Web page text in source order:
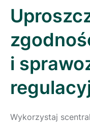
i
Wykorzystaj